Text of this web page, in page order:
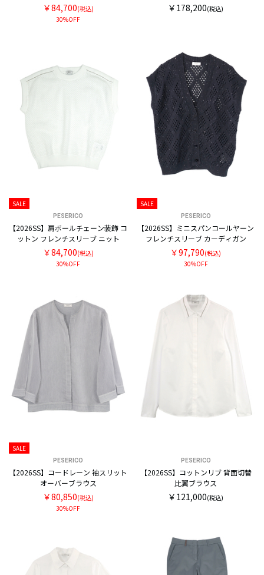
￥84,700(税込)
30%OFF
￥178,200(税込)
SALE
PESERICO
【2026SS】肩ボールチェーン装飾 コ
ットン フレンチスリーブ ニット
￥84,700(税込)
30%OFF
SALE
PESERICO
【2026SS】ミニスパンコールヤーン
フレンチスリーブ カーディガン
￥97,790(税込)
30%OFF
SALE
PESERICO
【2026SS】コードレーン 袖スリット
オーバーブラウス
￥80,850(税込)
30%OFF
PESERICO
【2026SS】コットンリブ 背面切替
比翼ブラウス
￥121,000(税込)